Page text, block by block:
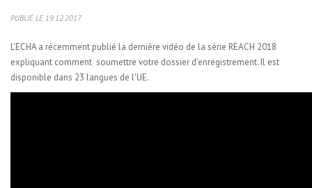
PUBLIÉ LE 19.12.2017
L'ECHA a récemment publié la dernière vidéo de la série REACH 2018
expliquant comment soumettre votre dossier d‘enregistrement. Il est
disponible dans 23 langues de l'UE.